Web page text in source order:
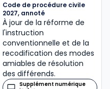
Code de procédure civile
2027, annoté
À jour de la réforme de
l'instruction
conventionnelle et de la
recodification des modes
amiables de résolution
des différends.
Supplément numérique